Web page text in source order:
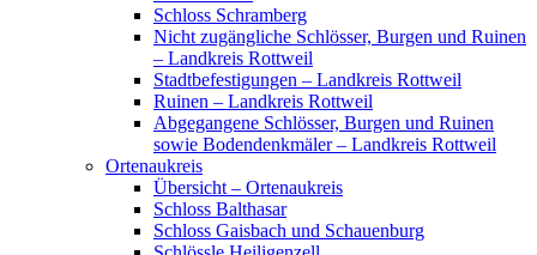
Schloss Schramberg
Nicht zugängliche Schlösser, Burgen und Ruinen
– Landkreis Rottweil
Stadtbefestigungen – Landkreis Rottweil
Ruinen – Landkreis Rottweil
Abgegangene Schlösser, Burgen und Ruinen
sowie Bodendenkmäler – Landkreis Rottweil
Ortenaukreis
Übersicht – Ortenaukreis
Schloss Balthasar
Schloss Gaisbach und Schauenburg